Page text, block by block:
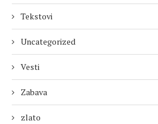
Tekstovi
Uncategorized
Vesti
Zabava
zlato